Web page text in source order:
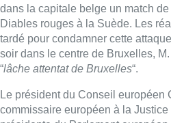
dans la capitale belge un match
Diables rouges à la Suède. Les
tardé pour condamner cette
soir dans le centre de Bruxelles,
“lâche attentat de Bruxelles“.
Le président du Conseil européen
commissaire européen à la